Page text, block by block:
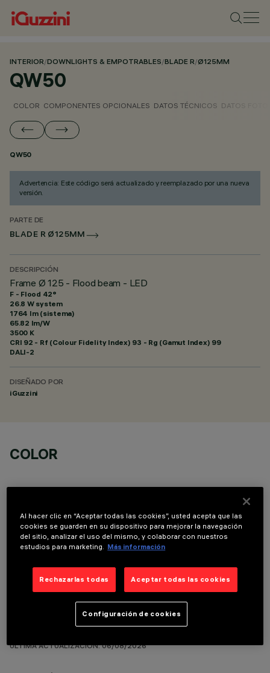
INTERIOR/DOWNLIGHTS & EMPOTRABLES/BLADE R/Ø125MM
QW50
COLOR COMPONENTES OPCIONALES DATOS TÉCNICOS DATOS
QW50
Advertencia: Este código será actualizado y reemplazado por una nueva
versión.
PARTE DE
BLADE R Ø125MM
DESCRIPCIÓN
Frame Ø 125 - Flood beam - LED
F - Flood 42°
26.8 W system
1764 lm (sistema)
65.82 lm/W
3500 K
CRI 92 - Rf (Colour Fidelity Index) 93 - Rg (Gamut Index) 99
DALI-2
DISEÑADO POR
iGuzzini
COLOR
COMPONENTES OPCIONALES
DATOS TÉCNICOS
ÚLTIMA ACTUALIZACIÓN: 06/08/2026
Al hacer clic en “Aceptar todas las cookies”, usted acepta que las
cookies se guarden en su dispositivo para mejorar la navegación
del sitio, analizar el uso del mismo, y colaborar con nuestros
estudios para marketing.
Más información
Rechazarlas todas Aceptar todas las cookies
Configuración de cookies